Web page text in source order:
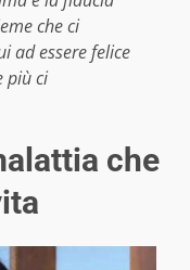
che ci
ad essere felice
più ci
che